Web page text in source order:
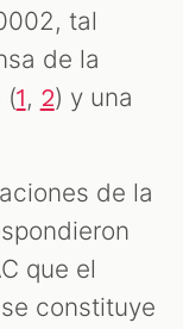
tal
de la
(1, 2) y una
de la
que el
constituye